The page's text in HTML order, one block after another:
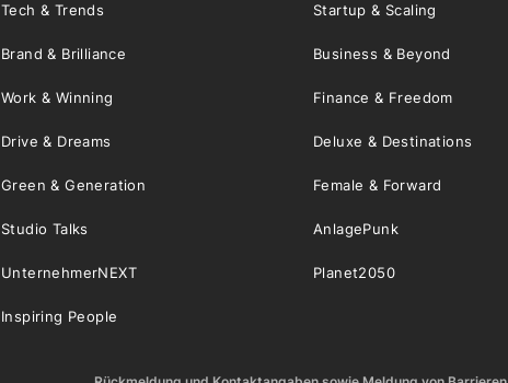
Tech & Trends Startup & Scaling
Brand & Brilliance Business & Beyond
Work & Winning Finance & Freedom
Drive & Dreams Deluxe & Destinations
Green & Generation Female & Forward
Studio Talks AnlagePunk
UnternehmerNEXT Planet2050
Inspiring People